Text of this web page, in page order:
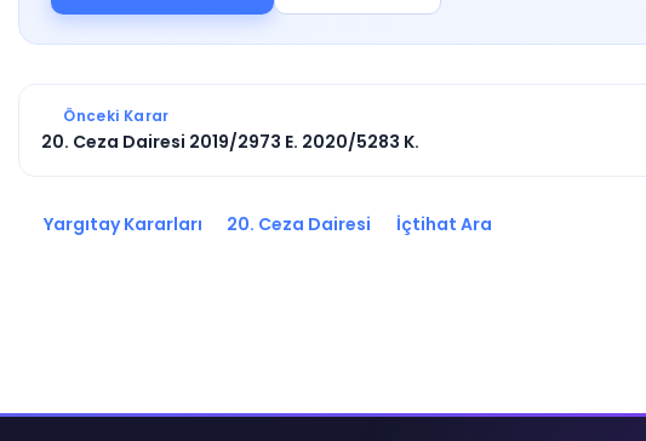
Önceki Karar
20. Ceza Dairesi 2019/2973 E. 2020/5283 K.
Yargıtay Kararları 20. Ceza Dairesi İçtihat Ara